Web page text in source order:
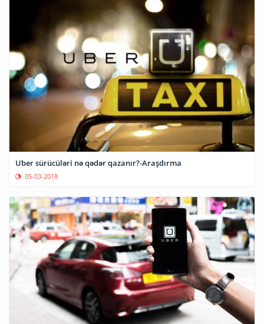
Uber sürücüləri nə qədər qazanır?-Araşdırma
05-03-2018